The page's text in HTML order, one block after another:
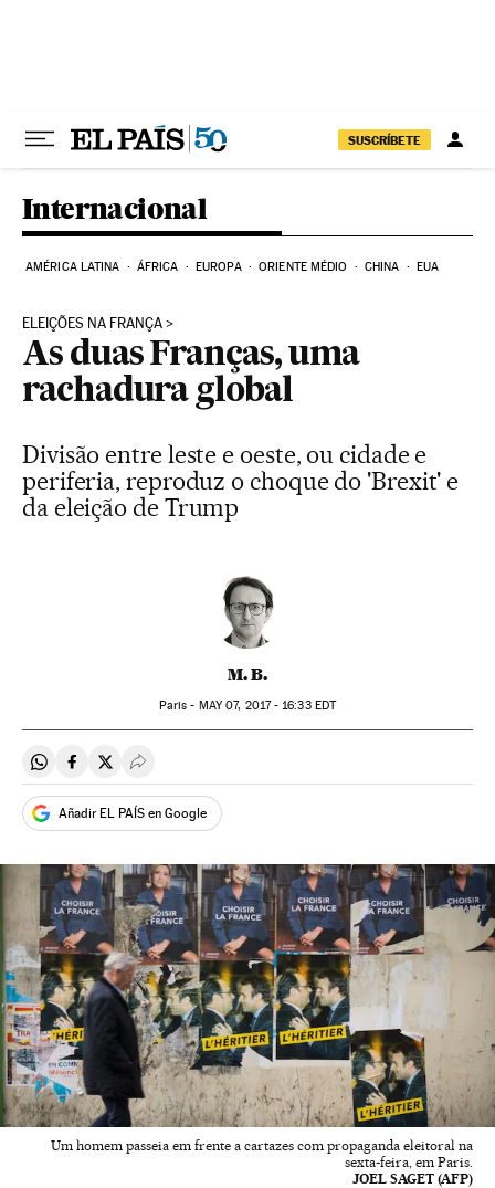
SUSCRÍBETE
Internacional
AMÉRICA LATINA ÁFRICA EUROPA ORIENTE MÉDIO CHINA EUA
ELEIÇÕES NA FRANÇA
As duas Franças, uma
rachadura global
Divisão entre leste e oeste, ou cidade e
periferia, reproduz o choque do 'Brexit' e
da eleição de Trump
M. B.
Paris - MAY07, 2017 - 16:33EDT
Compartir en Whatsapp
Compartir en Facebook
Compartir en Twitter
Desplegar Redes Sociales
Añadir EL PAÍS en Google
Um homem passeia em frente a cartazes com propaganda eleitoral na
sexta-feira, em Paris.
JOEL SAGET (AFP)